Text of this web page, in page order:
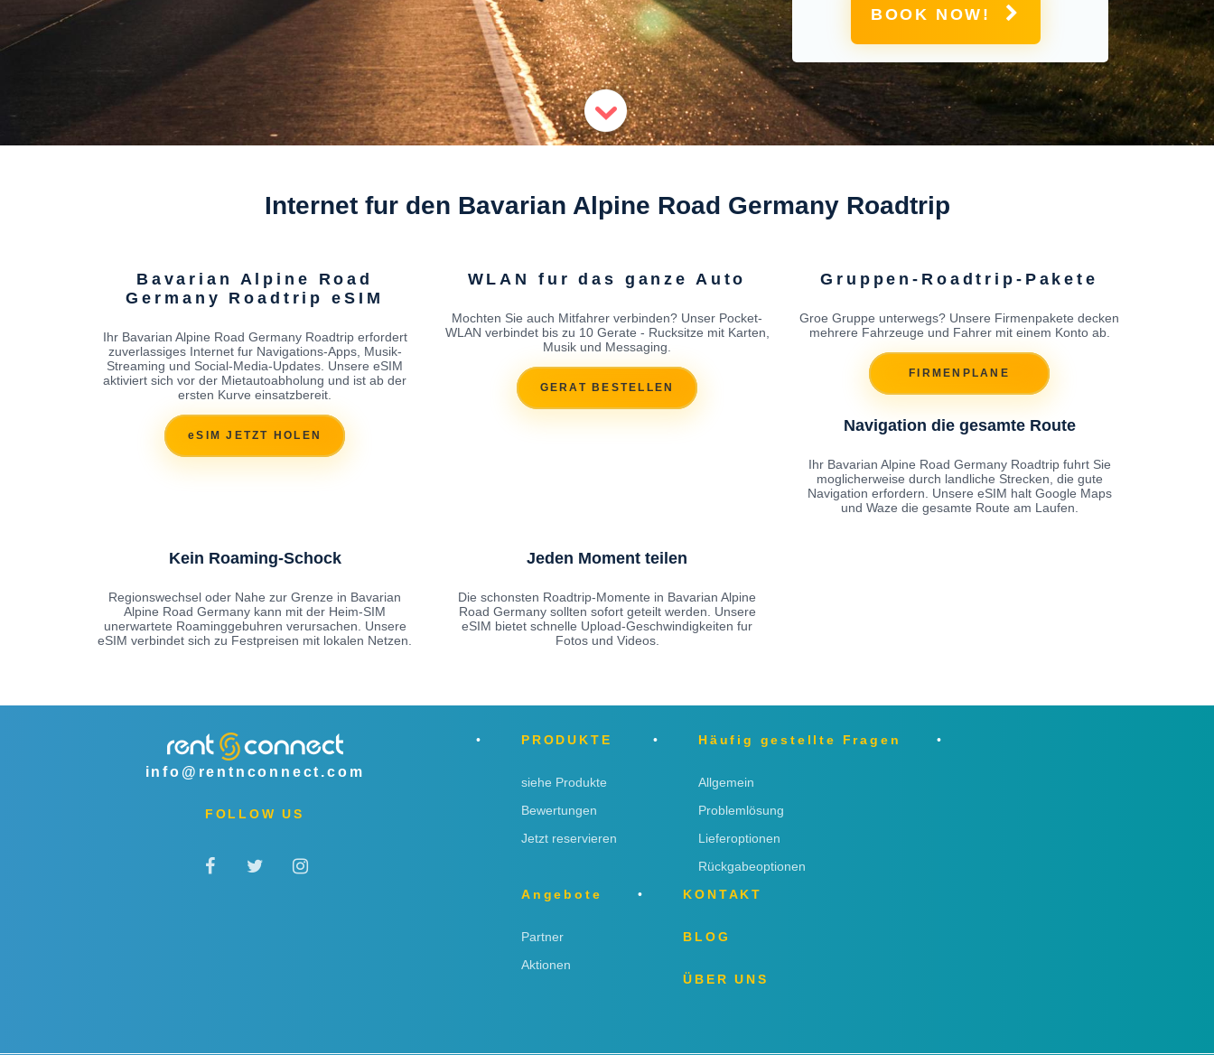
BOOK NOW!
Internet fur den Bavarian Alpine Road Germany Roadtrip
Bavarian Alpine Road
Germany Roadtrip eSIM
Ihr Bavarian Alpine Road Germany Roadtrip erfordert
zuverlassiges Internet fur Navigations-Apps, Musik-
Streaming und Social-Media-Updates. Unsere eSIM
aktiviert sich vor der Mietautoabholung und ist ab der
ersten Kurve einsatzbereit.
eSIM JETZT HOLEN
WLAN fur das ganze Auto
Mochten Sie auch Mitfahrer verbinden? Unser Pocket-
WLAN verbindet bis zu 10 Gerate - Rucksitze mit Karten,
Musik und Messaging.
GERAT BESTELLEN
Gruppen-Roadtrip-Pakete
Groe Gruppe unterwegs? Unsere Firmenpakete decken
mehrere Fahrzeuge und Fahrer mit einem Konto ab.
FIRMENPLANE
Navigation die gesamte Route
Ihr Bavarian Alpine Road Germany Roadtrip fuhrt Sie
moglicherweise durch landliche Strecken, die gute
Navigation erfordern. Unsere eSIM halt Google Maps
und Waze die gesamte Route am Laufen.
Kein Roaming-Schock
Regionswechsel oder Nahe zur Grenze in Bavarian
Alpine Road Germany kann mit der Heim-SIM
unerwartete Roaminggebuhren verursachen. Unsere
eSIM verbindet sich zu Festpreisen mit lokalen Netzen.
Jeden Moment teilen
Die schonsten Roadtrip-Momente in Bavarian Alpine
Road Germany sollten sofort geteilt werden. Unsere
eSIM bietet schnelle Upload-Geschwindigkeiten fur
Fotos und Videos.
info@rentnconnect.com
FOLLOW US
PRODUKTE
siehe Produkte
Bewertungen
Jetzt reservieren
Häufig gestellte Fragen
Allgemein
Problemlösung
Lieferoptionen
Rückgabeoptionen
Angebote
Partner
Aktionen
KONTAKT
BLOG
ÜBER UNS